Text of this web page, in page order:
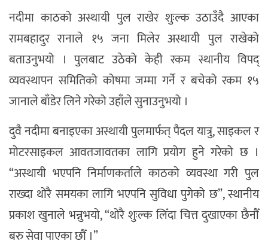
नदीमा काठको अस्थायी पुल राखेर शुःल्क उठाउँदै आएका
रामबहादुर रानाले १५ जना मिलेर अस्थायी पुल राखेको
बताउनुभयो । पुलबाट उठेको केही रकम स्थानीय विपद्
व्यवस्थापन समितिको कोषमा जम्मा गर्ने र बचेको रकम १५
जानाले बाँडेर लिने गरेको उहाँले सुनाउनुभयो ।
दुवै नदीमा बनाइएका अस्थायी पुलमार्फत् पैदल यात्रु, साइकल र
मोटरसाइकल आवतजावतका लागि प्रयोग हुने गरेको छ ।
“अस्थायी भएपनि निर्माणकर्ताले काठको व्यवस्था गरी पुल
राख्दा थोरै समयका लागि भएपनि सुविधा पुगेको छ”, स्थानीय
प्रकाश खुनाले भन्नुभयो, “थोरै शुःल्क लिँदा चित्त दुखाएका छैनौँ
बरु सेवा पाएका छौँ ।”